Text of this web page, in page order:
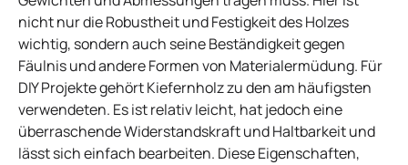
nicht nur die Robustheit und Festigkeit des Holzes
wichtig, sondern auch seine Beständigkeit gegen
Fäulnis und andere Formen von Materialermüdung. Für
DIY Projekte gehört Kiefernholz zu den am häufigsten
verwendeten. Es ist relativ leicht, hat jedoch eine
überraschende Widerstandskraft und Haltbarkeit und
lässt sich einfach bearbeiten. Diese Eigenschaften,